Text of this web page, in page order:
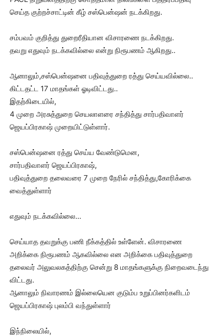
செய்த குற்றச்சாட்டின் கீழ் சஸ்பென்ஷன் நடக்கிறது.
சம்பவம் குறித்து துறைரீதியான விசாரணை நடக்கிறது.
தவறு எதுவும் நடக்கவில்லை என்று நிரூபணம் ஆகிறது..
ஆனாலும்,சஸ்பென்ஷனை பதிவுத்துறை ரத்து செய்யவில்லை..
கிட்டதட்ட 17 மாதங்கள் ஓடிவிட்டது..
இதற்கிடையில்,
4 முறை அரசுத்துறை செயலாளரை சந்தித்து சார்பதிவாளர்
ஜெயப்பிரகாஷ் முறையிட்டுள்ளார்.
சஸ்பென்ஷனை ரத்து செய்ய வேண்டுமென,
சார்பதிவாளர் ஜெயப்பிரகாஷ்,
பதிவுத்துறை தலைவரை 7 முறை நேரில் சந்தித்து,கோரிக்கை
வைத்துள்ளார்
எதுவும் நடக்கவில்லை…
செய்யாத தவறுக்கு பணி நீக்கத்தில் உள்ளேன். விசாரணை
அறிக்கை நிரூபணம் ஆகவில்லை என அறிக்கை பதிவுத்துறை
தலைவர் அலுவலகத்திற்கு சென்று 8 மாதங்களுக்கு நிறைவடைந்து
விட்டது.
ஆனாலும் நிவாரணம் இல்லையென குடும்ப உறுப்பினர்களிடம்
ஜெயப்பிரகாஷ் புலம்பி வந்துள்ளார்
இந்நிலையில்,